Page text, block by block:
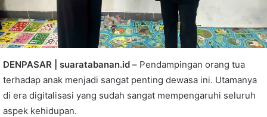
DENPASAR | suaratabanan.id – Pendampingan orang tua
terhadap anak menjadi sangat penting dewasa ini. Utamanya
di era digitalisasi yang sudah sangat mempengaruhi seluruh
aspek kehidupan.